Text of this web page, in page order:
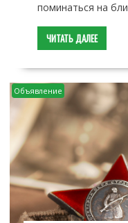
поминаться на
ЧИТАТЬ ДАЛЕЕ
Объявление